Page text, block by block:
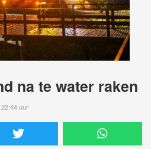
na te water raken
uur